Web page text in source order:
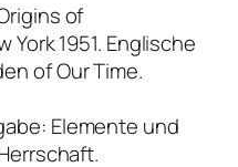
of
York 1951. Englische
of Our Time.
Elemente und